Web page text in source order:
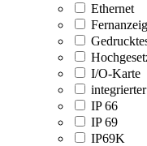
Ethernet
I/O-Karte
IP 66
IP 69
IP69K